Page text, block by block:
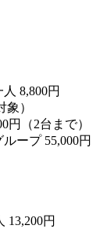
8,800円
）
円（2台まで）
ープ 55,000円
13,200円